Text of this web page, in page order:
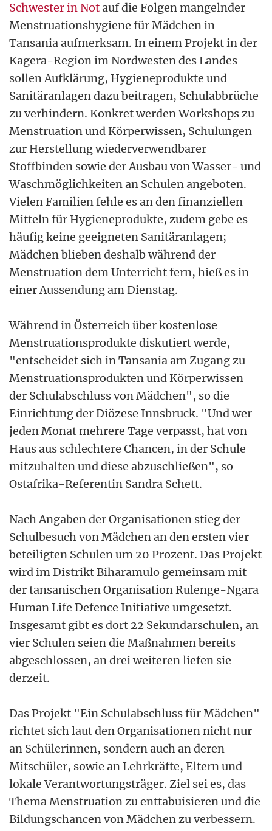
Schwester in Notauf die Folgen mangelnder
Menstruationshygiene für Mädchen in
Tansania aufmerksam. In einem Projekt in der
Kagera-Region im Nordwesten des Landes
sollen Aufklärung, Hygieneprodukte und
Sanitäranlagen dazu beitragen, Schulabbrüche
zu verhindern. Konkret werden Workshops zu
Menstruation und Körperwissen, Schulungen
zur Herstellung wiederverwendbarer
Stoffbinden sowie der Ausbau von Wasser- und
Waschmöglichkeiten an Schulen angeboten.
Vielen Familien fehle es an den finanziellen
Mitteln für Hygieneprodukte, zudem gebe es
häufig keine geeigneten Sanitäranlagen;
Mädchen blieben deshalb während der
Menstruation dem Unterricht fern, hieß es in
einer Aussendung am Dienstag.
Während in Österreich über kostenlose
Menstruationsprodukte diskutiert werde,
"entscheidet sich in Tansania am Zugang zu
Menstruationsprodukten und Körperwissen
der Schulabschluss von Mädchen", so die
Einrichtung der Diözese Innsbruck. "Und wer
jeden Monat mehrere Tage verpasst, hat von
Haus aus schlechtere Chancen, in der Schule
mitzuhalten und diese abzuschließen", so
Ostafrika-Referentin Sandra Schett.
Nach Angaben der Organisationen stieg der
Schulbesuch von Mädchen an den ersten vier
beteiligten Schulen um 20 Prozent. Das Projekt
wird im Distrikt Biharamulo gemeinsam mit
der tansanischen Organisation Rulenge-Ngara
Human Life Defence Initiative umgesetzt.
Insgesamt gibt es dort 22 Sekundarschulen, an
vier Schulen seien die Maßnahmen bereits
abgeschlossen, an drei weiteren liefen sie
derzeit.
Das Projekt "Ein Schulabschluss für Mädchen"
richtet sich laut den Organisationen nicht nur
an Schülerinnen, sondern auch an deren
Mitschüler, sowie an Lehrkräfte, Eltern und
lokale Verantwortungsträger. Ziel sei es, das
Thema Menstruation zu enttabuisieren und die
Bildungschancen von Mädchen zu verbessern.